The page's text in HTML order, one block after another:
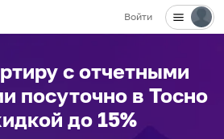
Войти
с отчетными
посуточно в Тосно
до 15%